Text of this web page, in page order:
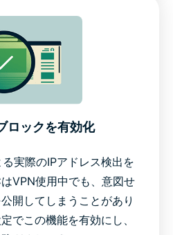
ロックを有効化
実際のIPアドレス検出を
VPN使用中でも、意図せ
開してしまうことがあり
でこの機能を有効にし、